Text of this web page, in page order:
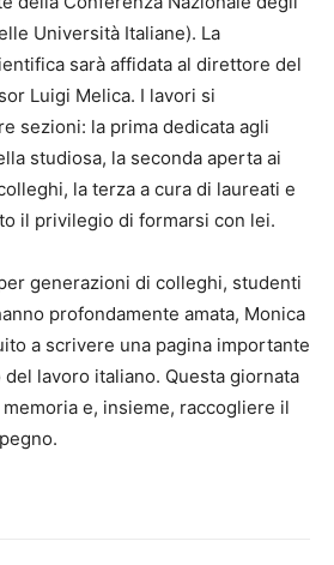
Università Italiane). La
sarà affidata al direttore del
Luigi Melica. I lavori si
sezioni: la prima dedicata agli
studiosa, la seconda aperta ai
la terza a cura di laureati e
il privilegio di formarsi con lei.
generazioni di colleghi, studenti
profondamente amata, Monica
a scrivere una pagina importante
lavoro italiano. Questa giornata
e, insieme, raccogliere il